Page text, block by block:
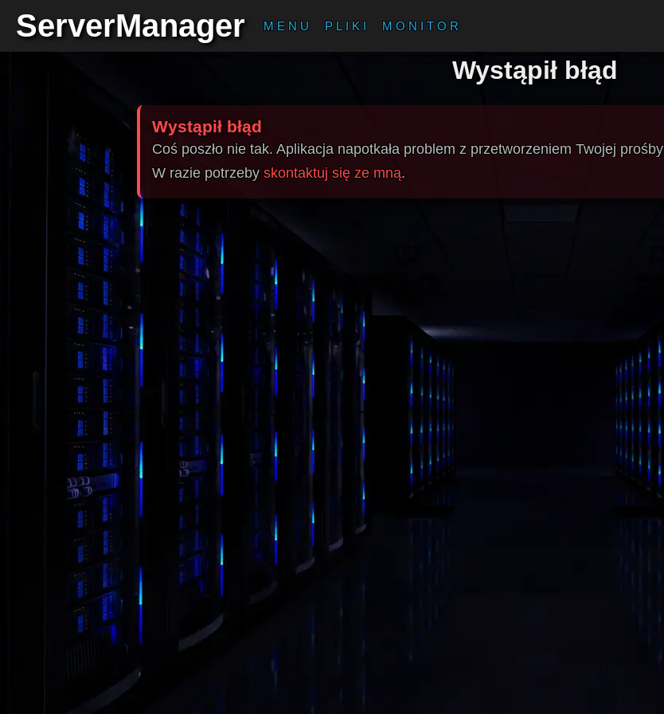
ServerManager MENU PLIKI MONITOR
Wystąpił błąd
Wystąpił błąd
Coś poszło nie tak. Aplikacja napotkała problem z przetworzeniem Twojej prośby
W razie potrzeby skontaktuj się ze mną.